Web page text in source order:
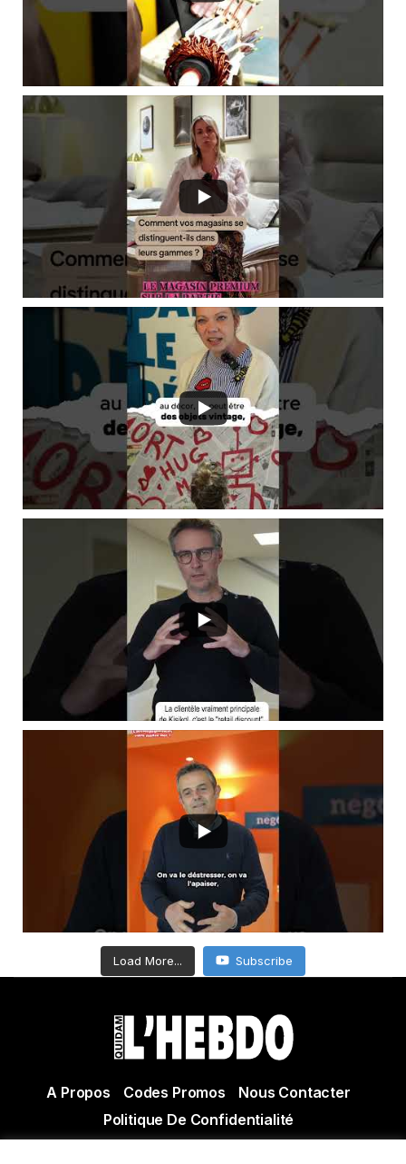
Load More... Subscribe
A Propos Codes Promos
Nous Contacter
Politique De Confidentialité